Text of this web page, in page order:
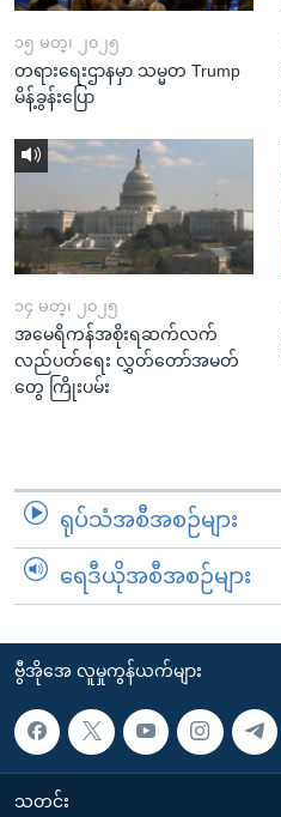
၁၅ မတ္၊ ၂၀၂၅
တရားရေးဌာနမှာ သမ္မတ Trump
မိန့်ခွန်းပြော
၁၄ မတ္၊ ၂၀၂၅
အမေရိကန်အစိုးရဆက်လက်
လည်ပတ်ရေး လွှတ်တော်အမတ်
တွေ ကြိုးပမ်း
ရုပ်သံအစီအစဉ်များ
ရေဒီယိုအစီအစဉ်များ
ဗွီအိုအေ လူမှုကွန်ယက်များ
သတင်း